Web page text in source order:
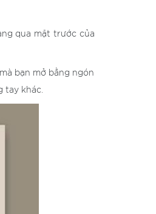
qua mặt trước của
bạn mở bằng ngón
tay khác.